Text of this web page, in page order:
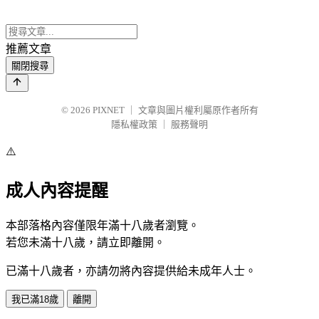
推薦文章
關閉搜尋
© 2026 PIXNET
文章與圖片權利屬原作者所有
隱私權政策
服務聲明
⚠️
成人內容提醒
本部落格內容僅限年滿十八歲者瀏覽。
若您未滿十八歲，請立即離開。
已滿十八歲者，亦請勿將內容提供給未成年人士。
我已滿18歲 離開